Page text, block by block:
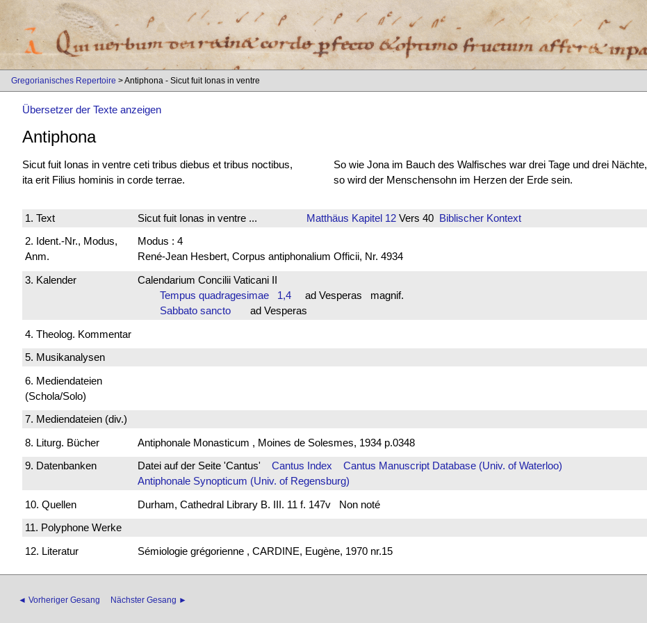
Gregorianisches Repertoire > Antiphona - Sicut fuit Ionas in ventre
Übersetzer der Texte anzeigen
Antiphona
Sicut fuit Ionas in ventre ceti tribus diebus et tribus noctibus,
ita erit Filius hominis in corde terrae.
So wie Jona im Bauch des Walfisches war drei Tage und drei Nächte,
so wird der Menschensohn im Herzen der Erde sein.
1. Text Sicut fuit Ionas in ventre ... Matthäus Kapitel 12Vers 40 Biblischer Kontext
2. Ident.-Nr., Modus,
Anm.
Modus : 4
René-Jean Hesbert, Corpus antiphonalium Officii, Nr. 4934
3. Kalender
Calendarium Concilii Vaticani II
Tempus quadragesimae 1,4ad Vesperas magnif.
Sabbato sancto
ad Vesperas
4. Theolog. Kommentar
5. Musikanalysen
6. Mediendateien
(Schola/Solo)
7. Mediendateien (div.)
8. Liturg. Bücher
Antiphonale Monasticum , Moines de Solesmes, 1934 p.0348
9. Datenbanken
Datei auf der Seite 'Cantus' Cantus Index
Cantus Manuscript Database (Univ. of Waterloo)
Antiphonale Synopticum (Univ. of Regensburg)
10. Quellen
Durham, Cathedral Library B. III. 11 f. 147v Non noté
11. Polyphone Werke
12. Literatur
Sémiologie grégorienne , CARDINE, Eugène, 1970 nr.15
◄ Vorheriger Gesang Nächster Gesang ►